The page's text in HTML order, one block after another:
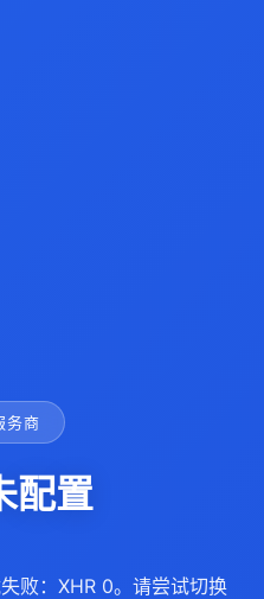
务商
配置
败：XHR 0。请尝试切换